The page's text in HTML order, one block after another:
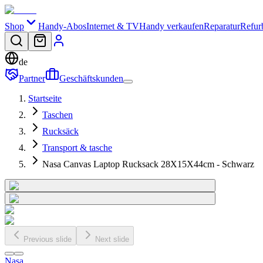
Shop Handy-AbosInternet & TVHandy verkaufenReparatur
de
Partner
Geschäftskunden
Startseite
Taschen
Rucksäck
Transport & tasche
Nasa Canvas Laptop Rucksack 28X15X44cm - Schwarz
Previous slide Next slide
Nasa